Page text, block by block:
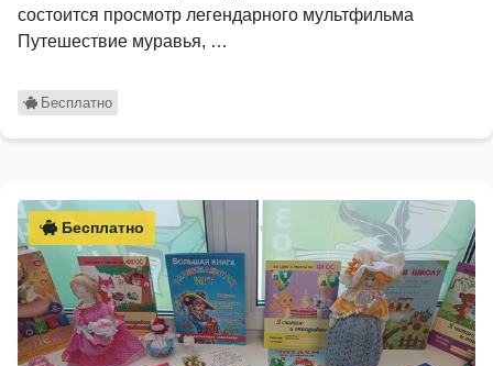
состоится просмотр легендарного мультфильма
Путешествие муравья, …
Бесплатно
Бесплатно